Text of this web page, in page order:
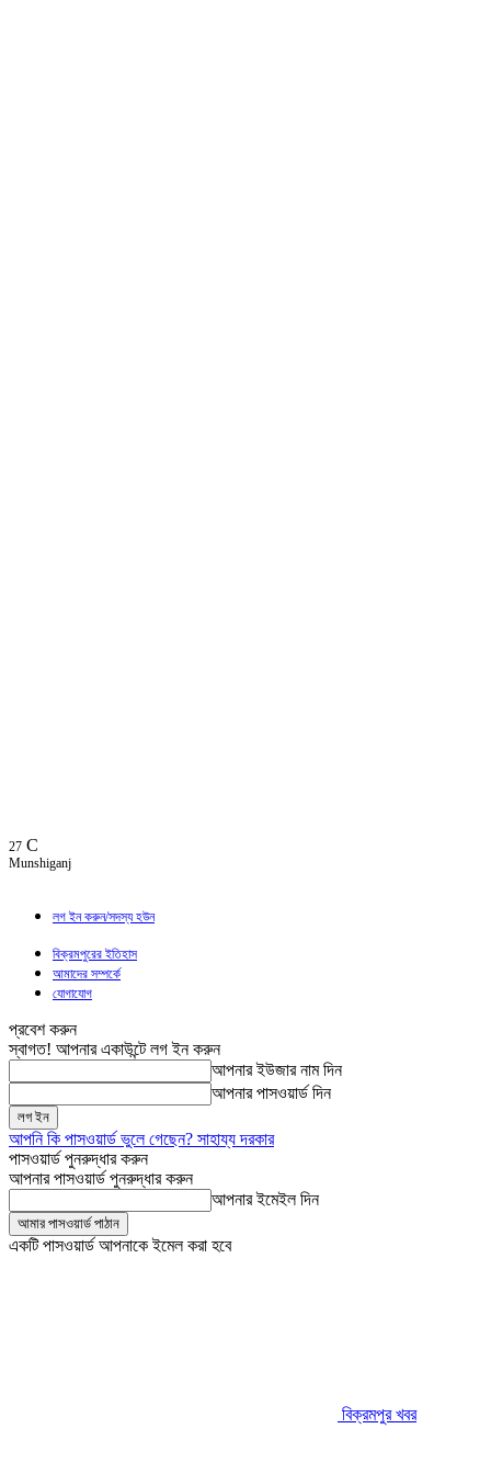
27 C
Munshiganj
লগ ইন করুন/সদস্য হউন
বিক্রমপুরের ইতিহাস
আমাদের সম্পর্কে
যোগাযোগ
প্রবেশ করুন
স্বাগত! আপনার একাউন্টে লগ ইন করুন
আপনার ইউজার নাম দিন
আপনার পাসওয়ার্ড দিন
আপনি কি পাসওয়ার্ড ভুলে গেছেন? সাহায্য দরকার
পাসওয়ার্ড পুনরুদ্ধার করুন
আপনার পাসওয়ার্ড পুনরুদ্ধার করুন
আপনার ইমেইল দিন
একটি পাসওয়ার্ড আপনাকে ইমেল করা হবে
বিক্রমপুর খবর